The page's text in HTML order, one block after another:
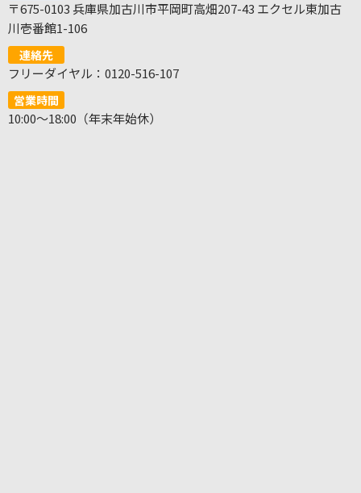
〒675-0103 兵庫県加古川市平岡町高畑207-43 エクセル東加古
川壱番館1-106
連絡先
フリーダイヤル：0120-516-107
営業時間
10:00～18:00（年末年始休）